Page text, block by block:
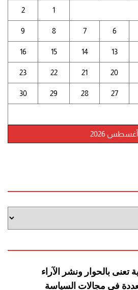
أغسطس 2026
1
2
6
7
8
9
13
14
15
16
20
21
22
23
27
28
29
30
تعنى بالحوار ونشر
الآراء
في مجالات السياسة